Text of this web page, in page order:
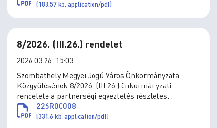
(183.57 kb, application/pdf)
8/2026. (III.26.) rendelet
2026.03.26. 15:03
Szombathely Megyei Jogú Város Önkormányzata
Közgyűlésének 8/2026. (III.26.) önkormányzati
rendelete a partnerségi egyeztetés részletes
szabályairól szóló 25/2018. (XII. 19.) önkormányzati
rendelet módosításáról
226R00008
(331.6 kb, application/pdf)